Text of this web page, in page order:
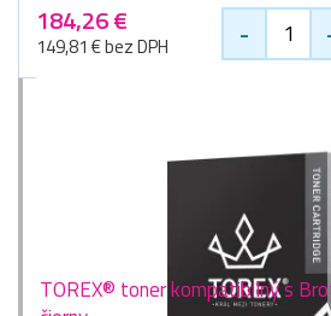
184,26 €
149,81 € bez DPH -
TOREX® toner kompatibilný s